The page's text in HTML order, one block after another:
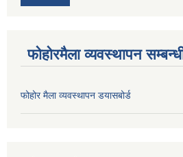
फोहोरमैला व्यवस्थापन
फोहोर मैला व्यवस्थापन डयासबोर्ड